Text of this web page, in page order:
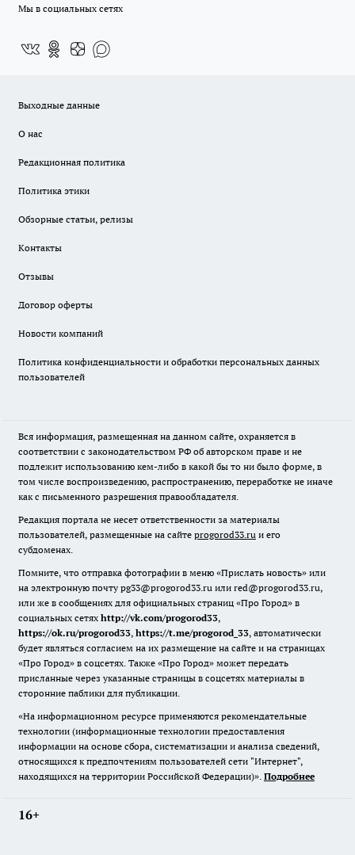
Мы в социальных сетях
Выходные данные
О нас
Редакционная политика
Политика этики
Обзорные статьи, релизы
Контакты
Отзывы
Договор оферты
Новости компаний
Политика конфиденциальности и обработки персональных данных
пользователей
Вся информация, размещенная на данном сайте, охраняется в
соответствии с законодательством РФ об авторском праве и не
подлежит использованию кем-либо в какой бы то ни было форме, в
том числе воспроизведению, распространению, переработке не иначе
как с письменного разрешения правообладателя.
Редакция портала не несет ответственности за материалы
пользователей, размещенные на сайте progorod33.ru и его
субдоменах.
Помните, что отправка фотографии в меню «Прислать новость» или
на электронную почту pg33@progorod33.ru или red@progorod33.ru,
или же в сообщениях для официальных страниц «Про Город» в
социальных сетях http://vk.com/progorod33,
https://ok.ru/progorod33, https://t.me/progorod_33, автоматически
будет являться согласием на их размещение на сайте и на страницах
«Про Город» в соцсетях. Также «Про Город» может передать
присланные через указанные страницы в соцсетях материалы в
сторонние паблики для публикации.
«На информационном ресурсе применяются рекомендательные
технологии (информационные технологии предоставления
информации на основе сбора, систематизации и анализа сведений,
относящихся к предпочтениям пользователей сети "Интернет",
находящихся на территории Российской Федерации)». Подробнее
16+